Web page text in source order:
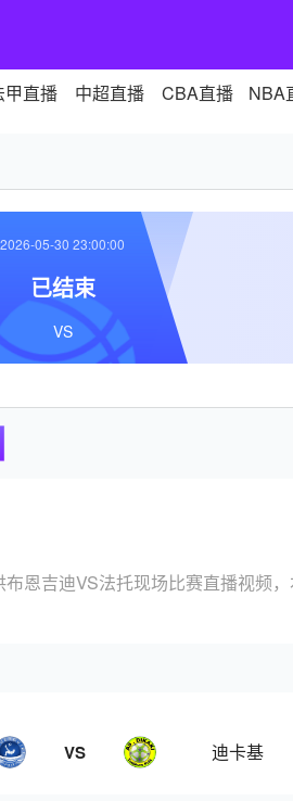
甲直播 中超直播 CBA直播 NBA
2026-05-30 23:00:00
已结束
VS
恩吉迪VS法托现场比赛直播视频
VS 迪卡基